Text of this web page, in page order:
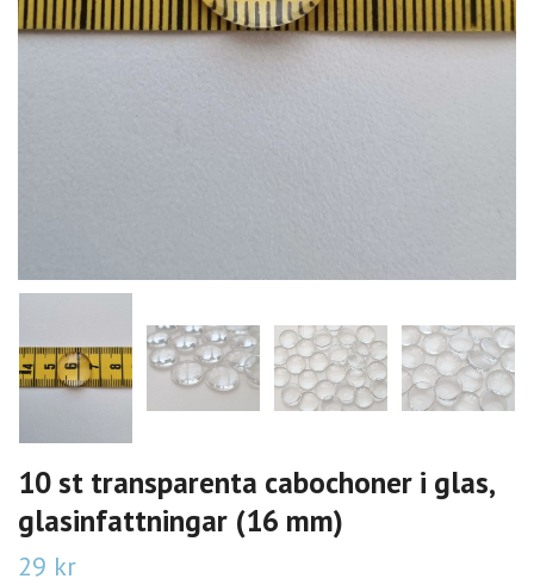
10 st transparenta cabochoner i glas,
glasinfattningar (16 mm)
29 kr